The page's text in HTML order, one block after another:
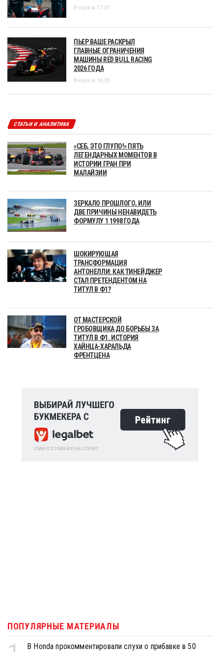
Вчера в 17:01
ПЬЕР ВАШЕ РАСКРЫЛ
ГЛАВНЫЕ ОГРАНИЧЕНИЯ
МАШИНЫ RED BULL RACING
2026 ГОДА
Вчера в 16:05
СТАТЬИ И АНАЛИТИКА
«СЕБ, ЭТО ГЛУПО!» ПЯТЬ
ЛЕГЕНДАРНЫХ МОМЕНТОВ В
ИСТОРИИ ГРАН ПРИ
МАЛАЙЗИИ
ЗЕРКАЛО ПРОШЛОГО, ИЛИ
ДВЕ ПРИЧИНЫ НЕНАВИДЕТЬ
ФОРМУЛУ 1 1998 ГОДА
ШОКИРУЮЩАЯ
ТРАНСФОРМАЦИЯ
АНТОНЕЛЛИ: КАК ТИНЕЙДЖЕР
СТАЛ ПРЕТЕНДЕНТОМ НА
ТИТУЛ В Ф1?
ОТ МАСТЕРСКОЙ
ГРОБОВЩИКА ДО БОРЬБЫ ЗА
ТИТУЛ В Ф1. ИСТОРИЯ
ХАЙНЦА-ХАРАЛЬДА
ФРЕНТЦЕНА
ПОПУЛЯРНЫЕ МАТЕРИАЛЫ
В Honda прокомментировали слухи о прибавке в 50